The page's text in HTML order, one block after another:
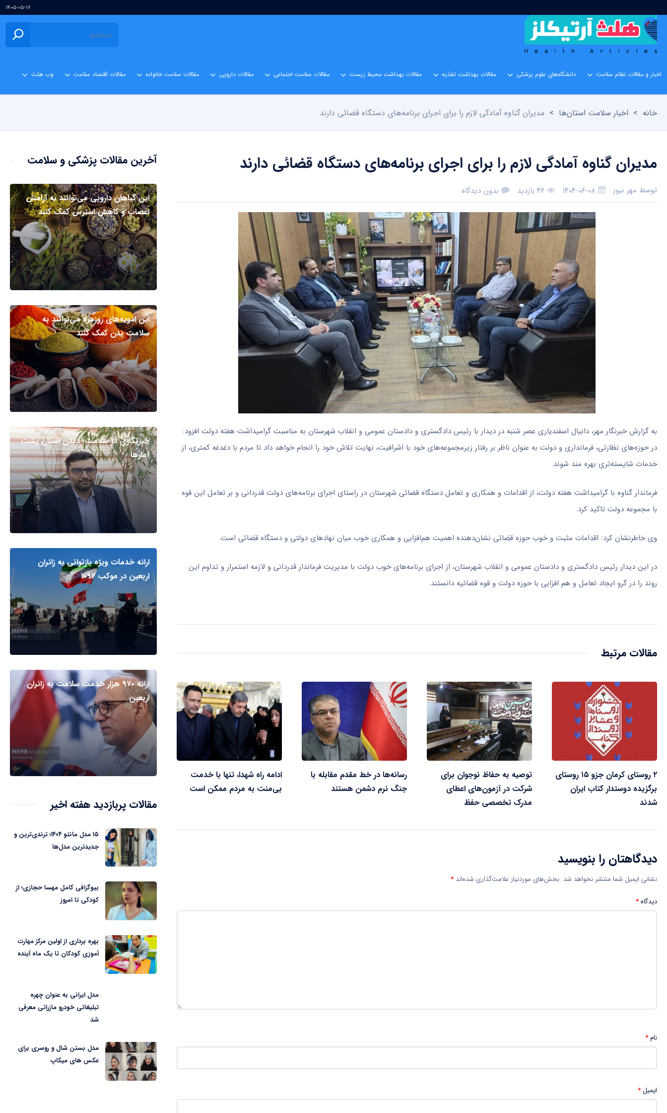
۱۴۰۵-۰۵-۱۷
اخبار و مقالات نظام سلامت دانشگاه‌های علوم پزشکی مقالات بهداشت تغذیه مقالات بهداشت محیط زیست مقالات سلامت اجتماعی مقالات دارویی مقالات سلامت خانواده مقالات اقتصاد سلامت وب هلث
خانه > اخبار سلامت استان‌ها > مدیران گناوه آمادگی لازم را برای اجرای برنامه‌های دستگاه قضائی دارند
مدیران گناوه آمادگی لازم را برای اجرای برنامه‌های دستگاه قضائی دارند
توسط مهر نیوز ۱۴۰۴-۰۶-۰۸ ۴۶ بازدید بدون دیدگاه
به گزارش خبرنگار مهر، دانیال اسفندیاری عصر شنبه در دیدار با رئیس دادگستری و دادستان عمومی و انقلاب شهرستان به مناسبت گرامیداشت هفته دولت افزود:
در حوزه‌های نظارتی، فرمانداری و دولت به عنوان ناظر بر رفتار زیرمجموعه‌های خود با اشرافیت، نهایت تلاش خود را انجام خواهد داد تا مردم با دغدغه کمتری، از
خدمات شایسته‌تری بهره مند شوند.
فرماندار گناوه با گرامیداشت هفته دولت، از اقدامات و همکاری و تعامل دستگاه قضائی شهرستان در راستای اجرای برنامه‌های دولت قدردانی و بر تعامل این قوه
با مجموعه دولت تاکید کرد.
وی خاطرنشان کرد: اقدامات مثبت و خوب حوزه قضائی نشان‌دهنده اهمیت هم‌افزایی و همکاری خوب میان نهادهای دولتی و دستگاه قضائی است.
در این دیدار رئیس دادگستری و دادستان عمومی و انقلاب شهرستان، از اجرای برنامه‌های خوب دولت با مدیریت فرماندار قدردانی و لازمه استمرار و تداوم این
روند را در گرو ایجاد تعامل و هم افزایی با حوزه دولت و قوه قضائیه دانستند.
مقالات مرتبط
۲ روستای کرمان جزو ۱۵ روستای
برگزیده دوستدار کتاب ایران
شدند
توصیه به حفاظ نوجوان برای
شرکت در آزمون‌های اعطای
مدرک تخصصی حفظ
رسانه‌ها در خط مقدم مقابله با
جنگ نرم دشمن هستند
ادامه راه شهدا، تنها با خدمت
بی‌منت به مردم ممکن است
دیدگاهتان را بنویسید
نشانی ایمیل شما منتشر نخواهد شد. بخش‌های موردنیاز علامت‌گذاری شده‌اند *
دیدگاه*
نام*
ایمیل*
آخرین مقالات پزشکی و سلامت
این گیاهان دارویی می‌توانند به آرامش
اعصاب و کاهش استرس کمک کنند
این ادویه‌های روزمره می‌توانند به
سلامت بدن کمک کنند
خبرنگاری در سلامت؛ دیدن انسان پشت
آمارها
ارائه خدمات ویژه بازتوانی به زائران
اربعین در موکب ۱۰۹۲
ارائه ۹۷۰ هزار خدمت سلامت به زائران
اربعین
مقالات پربازدید هفته اخیر
۱۵ مدل مانتو ۱۴۰۴؛ ترندی‌ترین و
جدیدترین مدل‌ها
بیوگرافی کامل مهسا حجازی؛ از
کودکی تا امروز
بهره برداری از اولین مرکز مهارت
آموزی کودکان تا یک ماه آینده
مدل ایرانی به عنوان چهره
تبلیغاتی خودرو مازراتی معرفی
شد
مدل بستن شال و روسری برای
عکس های میکاپ